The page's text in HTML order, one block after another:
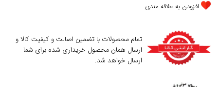
افزودن به علاقه مندی
تمام محصولات با تضمین اصالت و کیفیت کالا و
ارسال همان محصول خریداری شده برای شما
ارسال خواهد شد.